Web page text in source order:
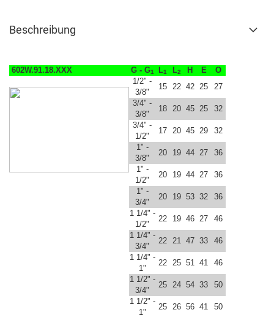
Beschreibung
602W.91.18.XXX G - G1 L1 L2 H E
O
1/2" -
3/8"
15 22 42 25
27
3/4" -
3/8"
18 20 45 25
32
3/4" -
1/2"
17 20 45 29
32
1" -
3/8"
20 19 44 27
36
1" -
1/2"
20 19 44 27
36
1" -
3/4"
20 19 53 32
36
1 1/4" -
1/2"
22 19 46 27
46
1 1/4" -
3/4"
22 21 47 33
46
1 1/4" -
1"
22 25 51 41
46
1 1/2" -
3/4"
25 24 54 33
50
1 1/2" -
1"
25 26 56 41
50